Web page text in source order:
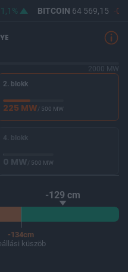
1,1% BITCOIN64 569,15 -
2000 MW
2. blokk
225 MW/ 500 MW
4. blokk
0 MW/ 500 MW
-129 cm
-134cm
küszöb